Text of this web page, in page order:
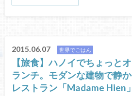
2015.06.07 世界でごはん
【旅食】ハノイでちょっと
ランチ。モダンな建物で静
レストラン「Madame Hien